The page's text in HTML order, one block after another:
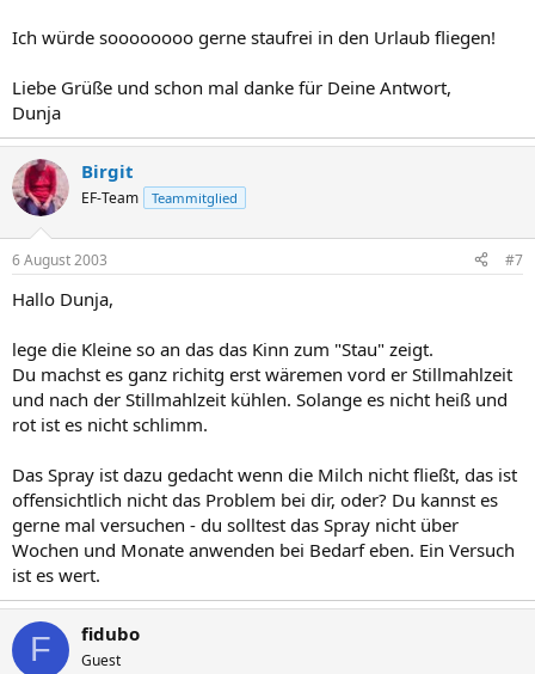
Ich würde soooooooo gerne staufrei in den Urlaub fliegen!
Liebe Grüße und schon mal danke für Deine Antwort,
Dunja
Birgit
EF-Team Teammitglied
6 August 2003 #7
Hallo Dunja,
lege die Kleine so an das das Kinn zum "Stau" zeigt.
Du machst es ganz richitg erst wäremen vord er Stillmahlzeit
und nach der Stillmahlzeit kühlen. Solange es nicht heiß und
rot ist es nicht schlimm.
Das Spray ist dazu gedacht wenn die Milch nicht fließt, das ist
offensichtlich nicht das Problem bei dir, oder? Du kannst es
gerne mal versuchen - du solltest das Spray nicht über
Wochen und Monate anwenden bei Bedarf eben. Ein Versuch
ist es wert.
F fidubo
Guest